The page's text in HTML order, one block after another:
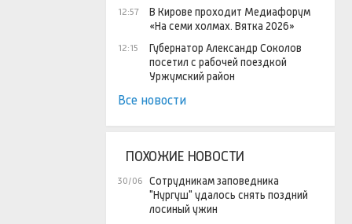
12:57
В Кирове проходит Медиафорум
«На семи холмах. Вятка 2026»
12:15
Губернатор Александр Соколов
посетил с рабочей поездкой
Уржумский район
Все новости
ПОХОЖИЕ НОВОСТИ
30/06
Сотрудникам заповедника
"Нургуш" удалось снять поздний
лосиный ужин